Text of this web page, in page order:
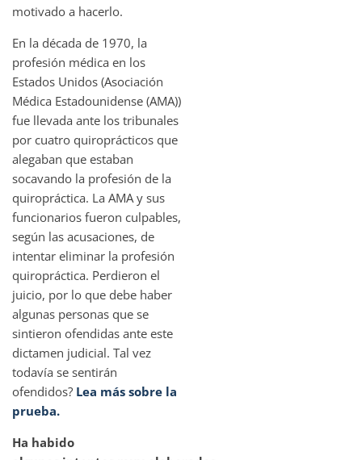
motivado a hacerlo.
En la década de 1970, la
profesión médica en los
Estados Unidos (Asociación
Médica Estadounidense (AMA))
fue llevada ante los tribunales
por cuatro quiroprácticos que
alegaban que estaban
socavando la profesión de la
quiropráctica. La AMA y sus
funcionarios fueron culpables,
según las acusaciones, de
intentar eliminar la profesión
quiropráctica. Perdieron el
juicio, por lo que debe haber
algunas personas que se
sintieron ofendidas ante este
dictamen judicial. Tal vez
todavía se sentirán
ofendidos? Lea más sobre la
prueba.
Ha habido